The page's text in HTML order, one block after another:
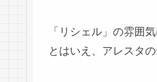
「リシェル」の雰囲
とはいえ、アレスタ